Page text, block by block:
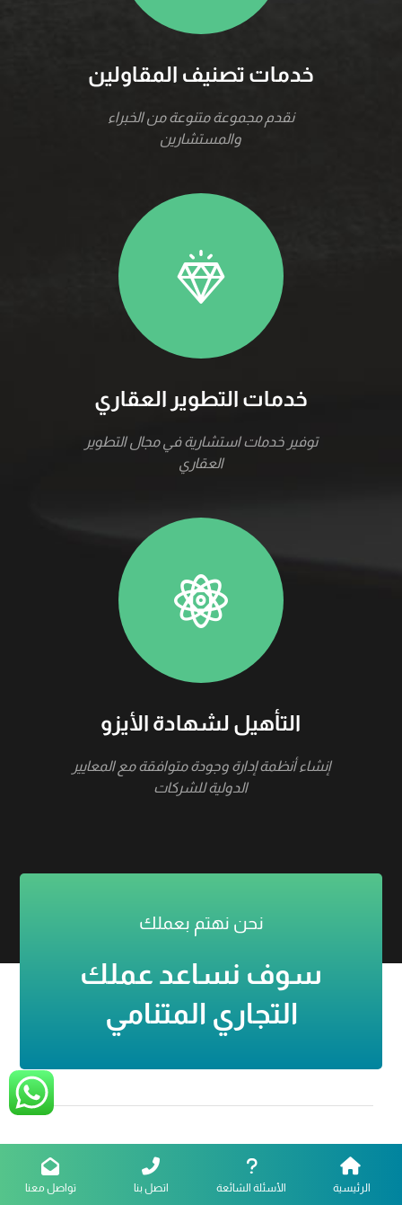
خدمات تصنيف المقاولين
نقدم مجموعة متنوعة من الخبراء
والمستشارين
خدمات التطوير العقاري
توفير خدمات استشارية في مجال التطوير
العقاري
التأهيل لشهادة الأيزو
إنشاء أنظمة إدارة وجودة متوافقة مع المعايير
الدولية للشركات
نحن نهتم بعملك
سوف نساعد عملك
التجاري المتنامي
شركاء النجاح الرئيسية الأسئلة الشائعة اتصل بنا تواصل معنا